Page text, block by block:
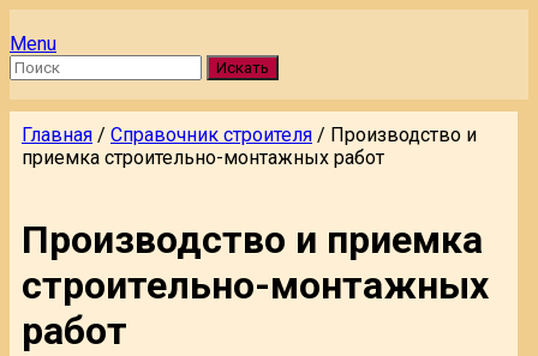
Menu
Искать
Главная / Справочник строителя / Производство и
приемка строительно-монтажных работ
Производство и приемка
строительно-монтажных
работ